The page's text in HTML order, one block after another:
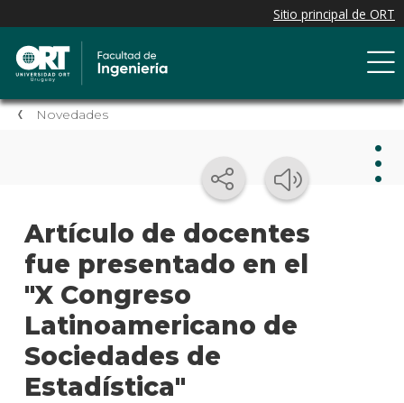
Novedades
Artículo de docentes
fue presentado en el
"X Congreso
Latinoamericano de
Sociedades de
Estadística"